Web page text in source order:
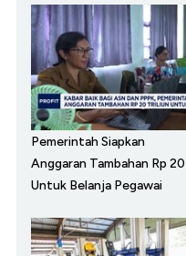
Pemerintah Siapkan
Anggaran Tambahan Rp
Untuk Belanja Pegawai